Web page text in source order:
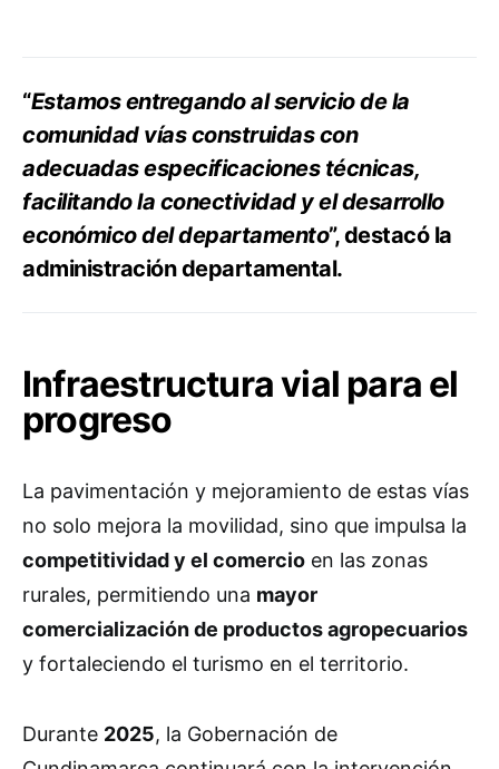
“Estamos entregando al servicio de la
comunidad vías construidas con
adecuadas especificaciones técnicas,
facilitando la conectividad y el desarrollo
económico del departamento”, destacó la
administración departamental.
Infraestructura vial para el
progreso
La pavimentación y mejoramiento de estas vías
no solo mejora la movilidad, sino que impulsa la
competitividad y el comercio en las zonas
rurales, permitiendo una mayor
comercialización de productos agropecuarios
y fortaleciendo el turismo en el territorio.
Durante 2025, la Gobernación de